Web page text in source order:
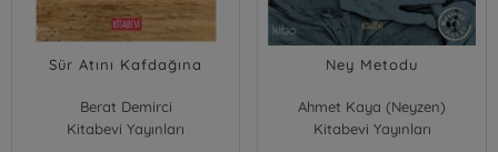
Sür Atını Kafdağına
Berat Demirci
Kitabevi Yayınları
Ney Metodu
Ahmet Kaya (Neyzen)
Kitabevi Yayınları